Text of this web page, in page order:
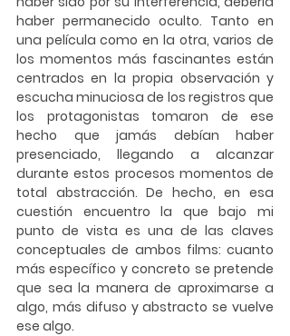
haber permanecido oculto. Tanto en
una película como en la otra, varios de
los momentos más fascinantes están
centrados en la propia observación y
escucha minuciosa de los registros que
los protagonistas tomaron de ese
hecho que jamás debían haber
presenciado, llegando a alcanzar
durante estos procesos momentos de
total abstracción. De hecho, en esa
cuestión encuentro la que bajo mi
punto de vista es una de las claves
conceptuales de ambos films: cuanto
más específico y concreto se pretende
que sea la manera de aproximarse a
algo, más difuso y abstracto se vuelve
ese algo.